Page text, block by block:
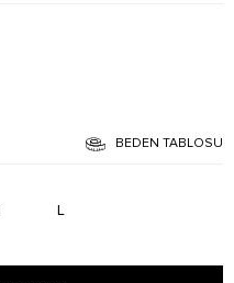
BEDEN TABLOSU
L